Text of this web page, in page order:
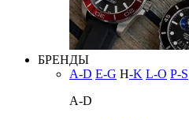
БРЕНДЫ
A-D E-G H-K L-O P-S
A-D